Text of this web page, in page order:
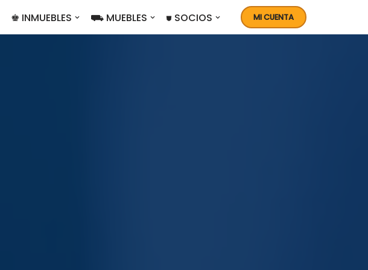
♚ INMUEBLES ⛟ MUEBLES ⛊ SOCIOS MI CUENTA